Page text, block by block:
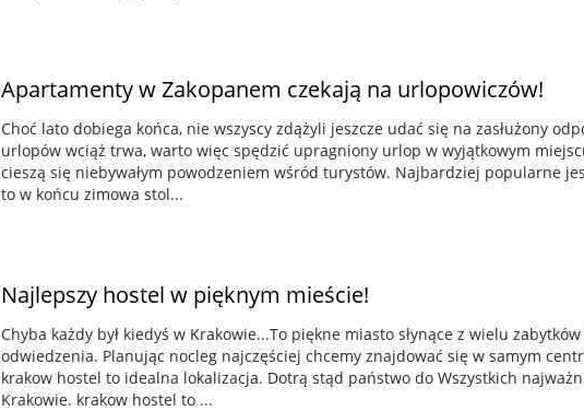
Apartamenty w Zakopanem czekają na urlopowiczów!
Choć lato dobiega końca, nie wszyscy zdążyli jeszcze udać się na zasłużony
urlopów wciąż trwa, warto więc spędzić upragniony urlop w wyjątkowym
cieszą się niebywałym powodzeniem wśród turystów. Najbardziej popularne
to w końcu zimowa stol...
Najlepszy hostel w pięknym mieście!
Chyba każdy był kiedyś w Krakowie...To piękne miasto słynące z wielu
odwiedzenia. Planując nocleg najczęściej chcemy znajdować się w samym
krakow hostel to idealna lokalizacja. Dotrą stąd państwo do Wszystkich
Krakowie. krakow hostel to ...